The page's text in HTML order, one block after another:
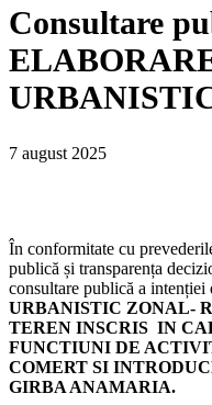
Consultare
7 august 2025
În conformitate cu
publică și transparența
consultare publică a intenției
URBANISTIC ZONAL-
TEREN INSCRIS IN
FUNCTIUNI DE
COMERT SI
GIRBA ANAMARIA.